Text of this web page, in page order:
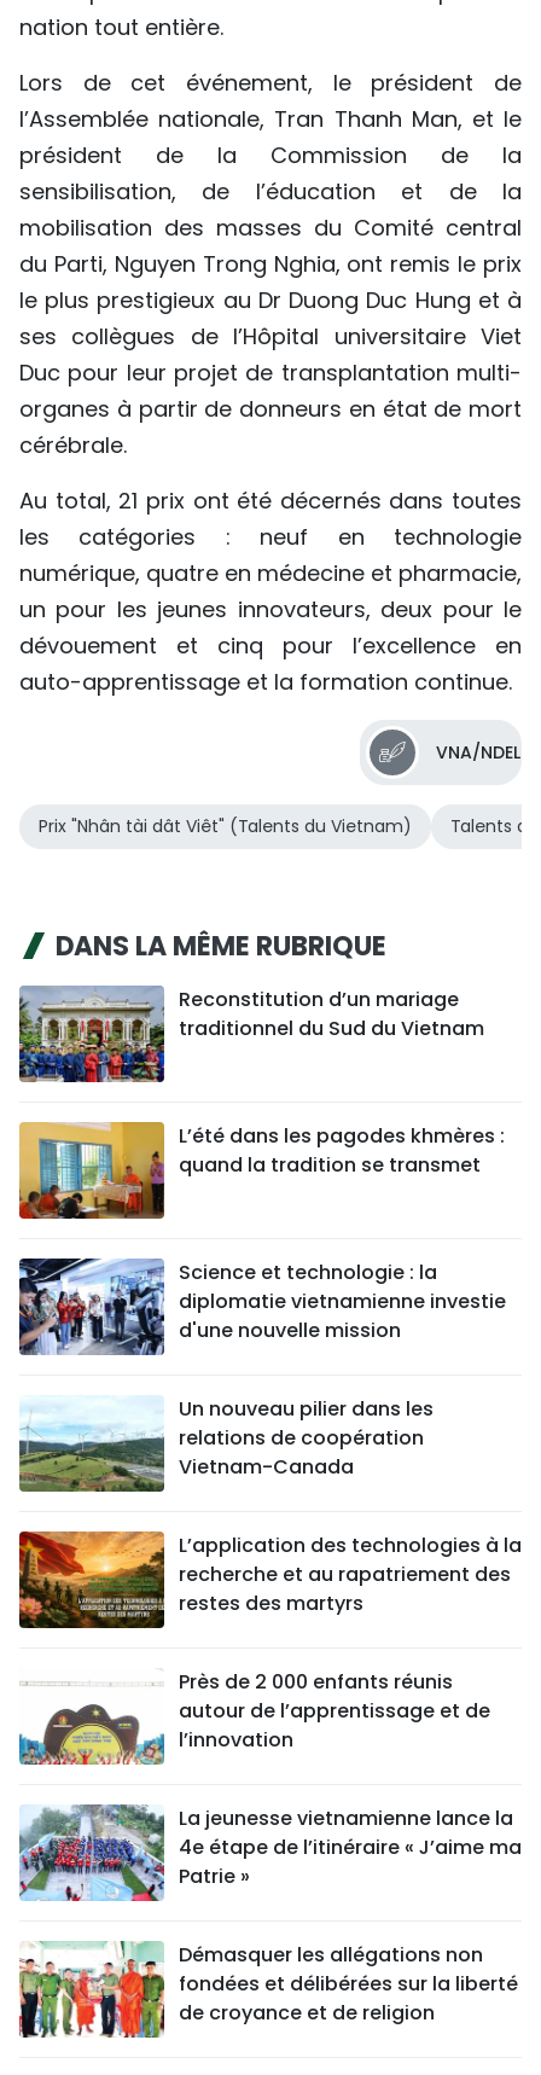
nation tout entière.
Lors de cet événement, le président de
l’Assemblée nationale, Tran Thanh Man, et le
président de la Commission de la
sensibilisation, de l’éducation et de la
mobilisation des masses du Comité central
du Parti, Nguyen Trong Nghia, ont remis le prix
le plus prestigieux au Dr Duong Duc Hung et à
ses collègues de l’Hôpital universitaire Viet
Duc pour leur projet de transplantation multi-
organes à partir de donneurs en état de mort
cérébrale.
Au total, 21 prix ont été décernés dans toutes
les catégories : neuf en technologie
numérique, quatre en médecine et pharmacie,
un pour les jeunes innovateurs, deux pour le
dévouement et cinq pour l’excellence en
auto-apprentissage et la formation continue.
VNA/NDEL
Prix "Nhân tài dât Viêt" (Talents du Vietnam) Talents
DANS LA MÊME RUBRIQUE
Reconstitution d’un mariage
traditionnel du Sud du Vietnam
L’été dans les pagodes khmères :
quand la tradition se transmet
Science et technologie : la
diplomatie vietnamienne investie
d'une nouvelle mission
Un nouveau pilier dans les
relations de coopération
Vietnam-Canada
L’application des technologies à la
recherche et au rapatriement des
restes des martyrs
Près de 2 000 enfants réunis
autour de l’apprentissage et de
l’innovation
La jeunesse vietnamienne lance la
4e étape de l’itinéraire « J’aime ma
Patrie »
Démasquer les allégations non
fondées et délibérées sur la liberté
de croyance et de religion